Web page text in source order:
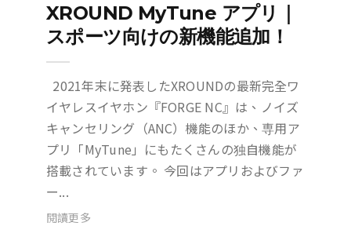
XROUND MyTune アプリ｜
スポーツ向けの新機能追加！
2021年末に発表したXROUNDの最新完全ワ
イヤレスイヤホン『FORGE NC』は、ノイズ
キャンセリング（ANC）機能のほか、専用ア
プリ「MyTune」にもたくさんの独自機能が
搭載されています。 今回はアプリおよびファ
ー...
閱讀更多